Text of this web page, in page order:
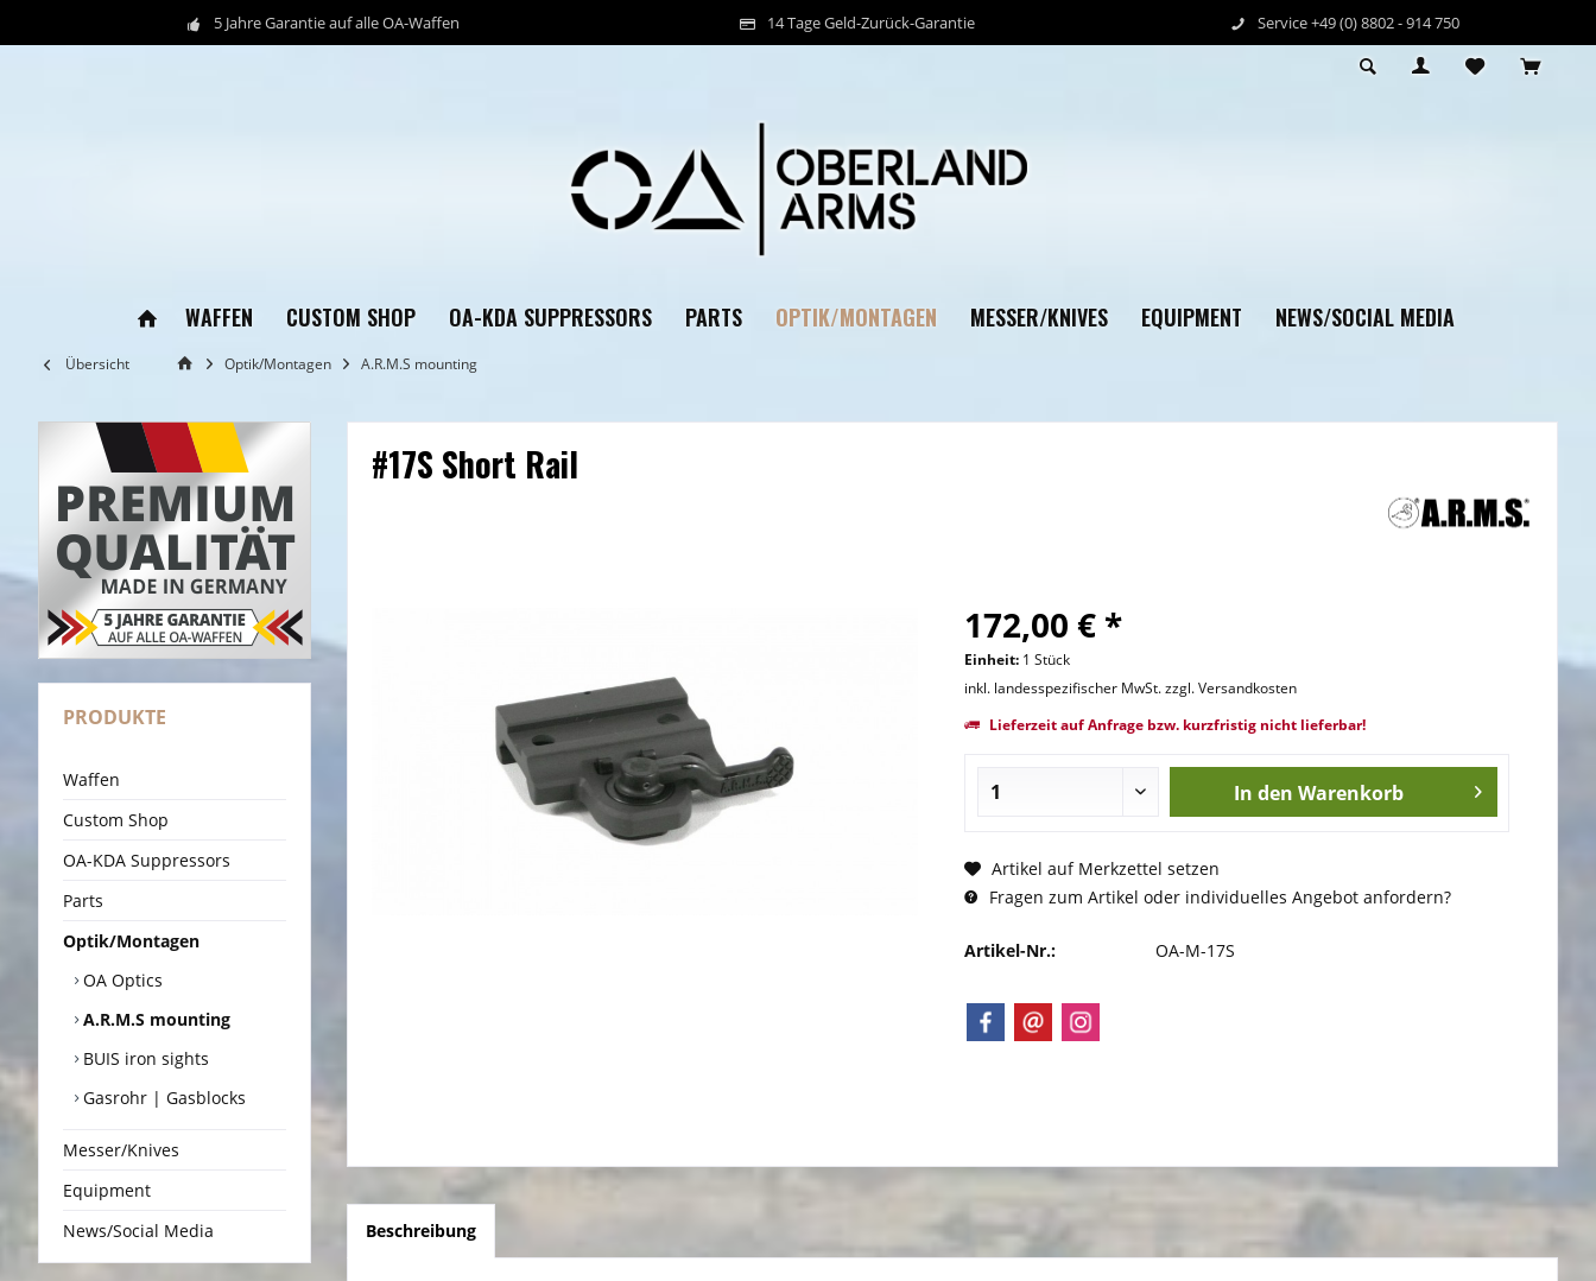
5 Jahre Garantie auf alle OA-Waffen 14 Tage Geld-Zurück-Garantie Service +49 (0) 8802 - 914 750
WAFFEN CUSTOM SHOP OA-KDA SUPPRESSORS PARTS OPTIK/MONTAGEN MESSER/KNIVES EQUIPMENT NEWS/SOCIAL MEDIA
Übersicht Optik/Montagen A.R.M.S mounting
PRODUKTE
Waffen
Custom Shop
OA-KDA Suppressors
Parts
Optik/Montagen
OA Optics
A.R.M.S mounting
BUIS iron sights
Gasrohr | Gasblocks
Messer/Knives
Equipment
News/Social Media
#17S Short Rail
172,00 € *
Einheit: 1 Stück
inkl. landesspezifischer MwSt. zzgl. Versandkosten
Lieferzeit auf Anfrage bzw. kurzfristig nicht lieferbar!
In den Warenkorb
Artikel auf Merkzettel setzen
Fragen zum Artikel oder individuelles Angebot anfordern?
Artikel-Nr.: OA-M-17S
Beschreibung